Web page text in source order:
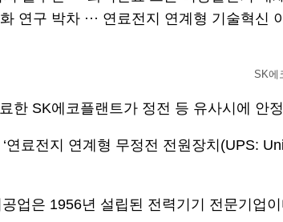
연구 박차 ··· 연료전지 연계형 기술혁신
SK에
한 SK에코플랜트가 정전 등 유사시에
연료전지 연계형 무정전 전원장치(UPS:
업은 1956년 설립된 전력기기 전문기업